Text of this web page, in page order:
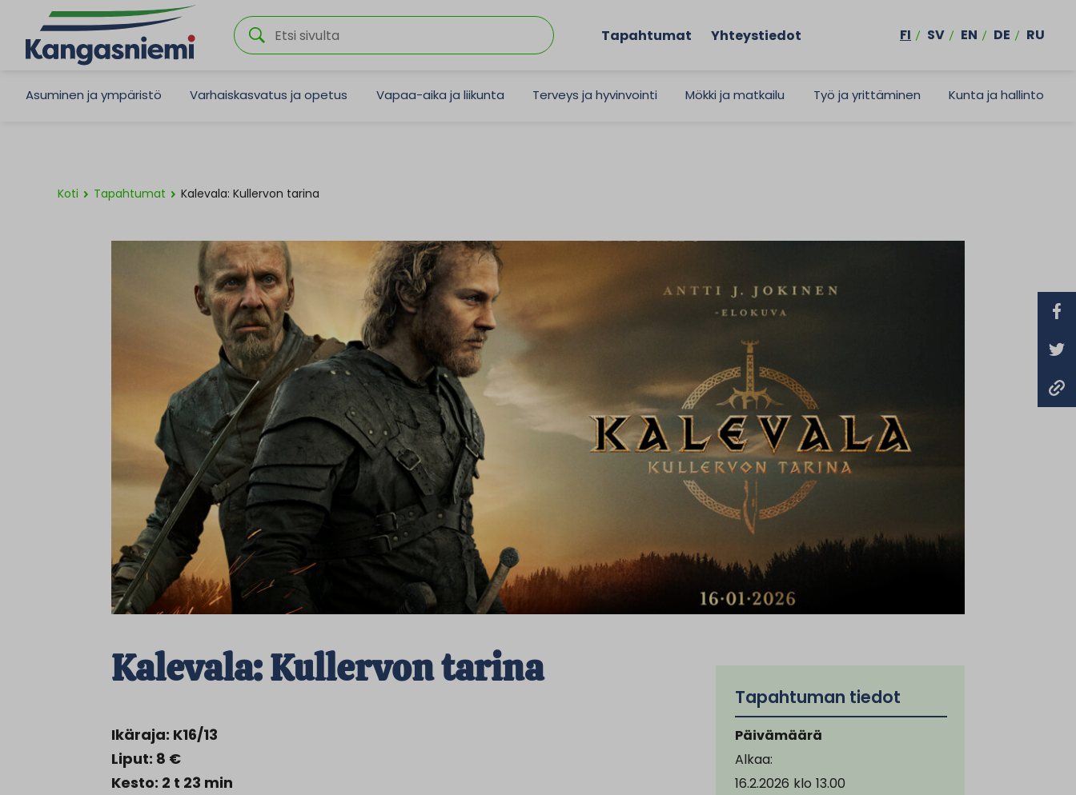
Tapahtumat Yhteystiedot FI SV EN DE RU
Asuminen ja ympäristö Varhaiskasvatus ja opetus Vapaa-aika ja liikunta Terveys ja hyvinvointi Mökki ja matkailu Työ ja yrittäminen Kunta ja hallinto
Koti Tapahtumat Kalevala: Kullervon tarina
Kalevala: Kullervon tarina
Ikäraja: K16/13
Liput: 8 €
Kesto: 2 t 23 min
Tapahtuman tiedot
Päivämäärä
Alkaa:
16.2.2026 klo 13.00